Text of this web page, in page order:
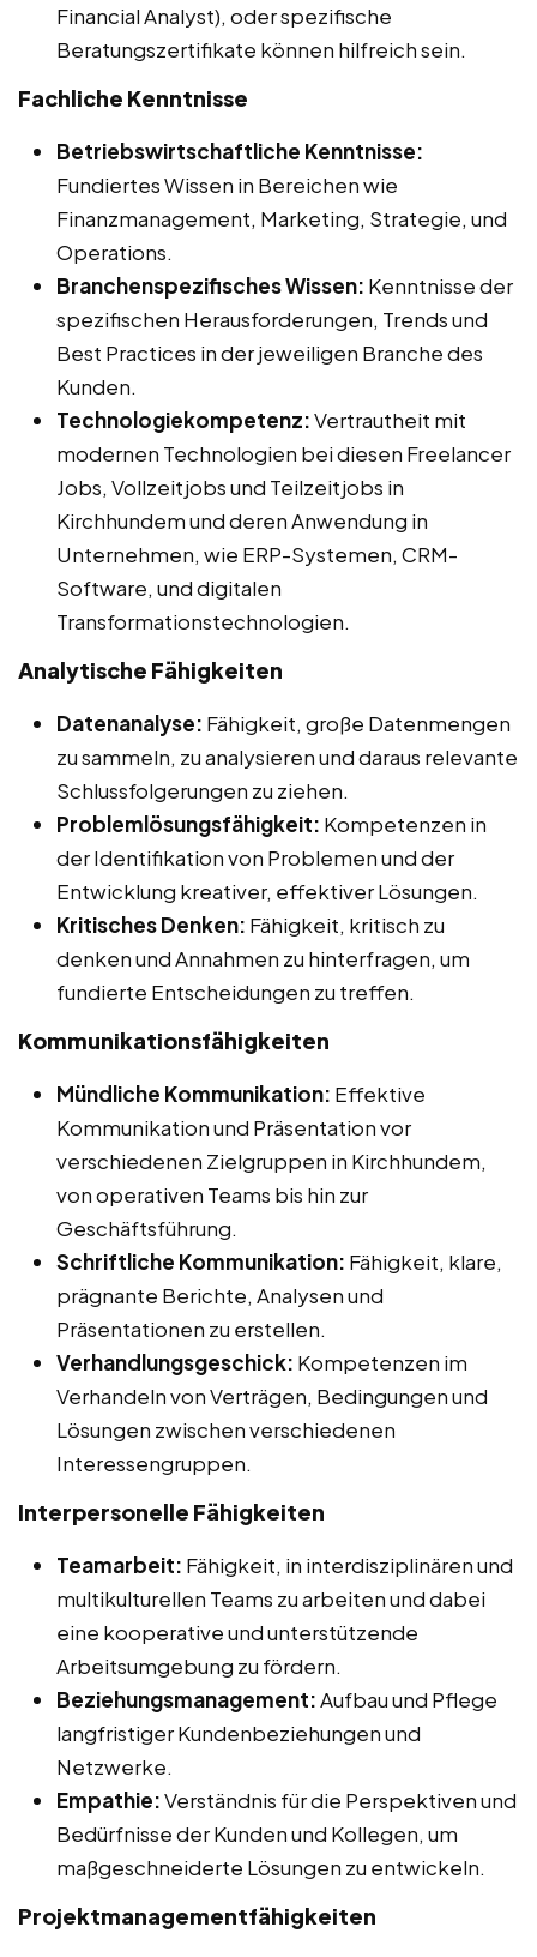
Financial Analyst), oder spezifische
Beratungszertifikate können hilfreich sein.
Fachliche Kenntnisse
Betriebswirtschaftliche Kenntnisse:
Fundiertes Wissen in Bereichen wie
Finanzmanagement, Marketing, Strategie, und
Operations.
Branchenspezifisches Wissen: Kenntnisse der
spezifischen Herausforderungen, Trends und
Best Practices in der jeweiligen Branche des
Kunden.
Technologiekompetenz:Vertrautheit mit
modernen Technologien bei diesen Freelancer
Jobs, Vollzeitjobs und Teilzeitjobs in
Kirchhundem und deren Anwendung in
Unternehmen, wie ERP-Systemen, CRM-
Software, und digitalen
Transformationstechnologien.
Analytische Fähigkeiten
Datenanalyse: Fähigkeit, große Datenmengen
zu sammeln, zu analysieren und daraus relevante
Schlussfolgerungen zu ziehen.
Problemlösungsfähigkeit: Kompetenzen in
der Identifikation von Problemen und der
Entwicklung kreativer, effektiver Lösungen.
Kritisches Denken: Fähigkeit, kritisch zu
denken und Annahmen zu hinterfragen, um
fundierte Entscheidungen zu treffen.
Kommunikationsfähigkeiten
Mündliche Kommunikation: Effektive
Kommunikation und Präsentation vor
verschiedenen Zielgruppen in Kirchhundem,
von operativen Teams bis hin zur
Geschäftsführung.
Schriftliche Kommunikation: Fähigkeit, klare,
prägnante Berichte, Analysen und
Präsentationen zu erstellen.
Verhandlungsgeschick: Kompetenzen im
Verhandeln von Verträgen, Bedingungen und
Lösungen zwischen verschiedenen
Interessengruppen.
Interpersonelle Fähigkeiten
Teamarbeit: Fähigkeit, in interdisziplinären und
multikulturellen Teams zu arbeiten und dabei
eine kooperative und unterstützende
Arbeitsumgebung zu fördern.
Beziehungsmanagement:Aufbau und Pflege
langfristiger Kundenbeziehungen und
Netzwerke.
Empathie:Verständnis für die Perspektiven und
Bedürfnisse der Kunden und Kollegen, um
maßgeschneiderte Lösungen zu entwickeln.
Projektmanagementfähigkeiten